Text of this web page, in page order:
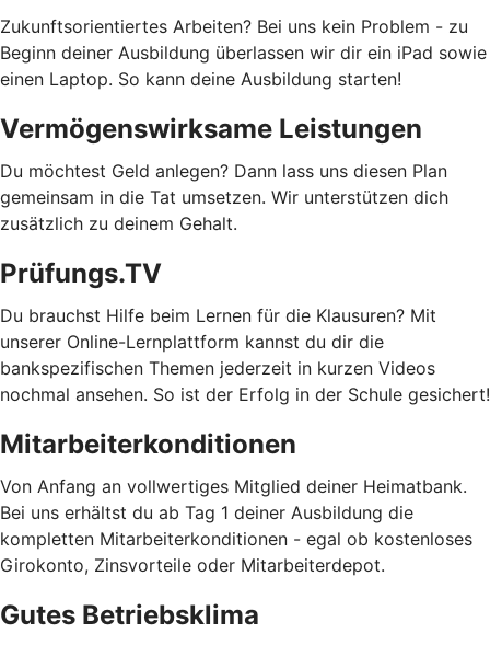
Zukunftsorientiertes Arbeiten? Bei uns kein Problem - zu
Beginn deiner Ausbildung überlassen wir dir ein iPad sowie
einen Laptop. So kann deine Ausbildung starten!
Vermögenswirksame Leistungen
Du möchtest Geld anlegen? Dann lass uns diesen Plan
gemeinsam in die Tat umsetzen. Wir unterstützen dich
zusätzlich zu deinem Gehalt.
Prüfungs.TV
Du brauchst Hilfe beim Lernen für die Klausuren? Mit
unserer Online-Lernplattform kannst du dir die
bankspezifischen Themen jederzeit in kurzen Videos
nochmal ansehen. So ist der Erfolg in der Schule gesichert!
Mitarbeiterkonditionen
Von Anfang an vollwertiges Mitglied deiner Heimatbank.
Bei uns erhältst du ab Tag 1 deiner Ausbildung die
kompletten Mitarbeiterkonditionen - egal ob kostenloses
Girokonto, Zinsvorteile oder Mitarbeiterdepot.
Gutes Betriebsklima